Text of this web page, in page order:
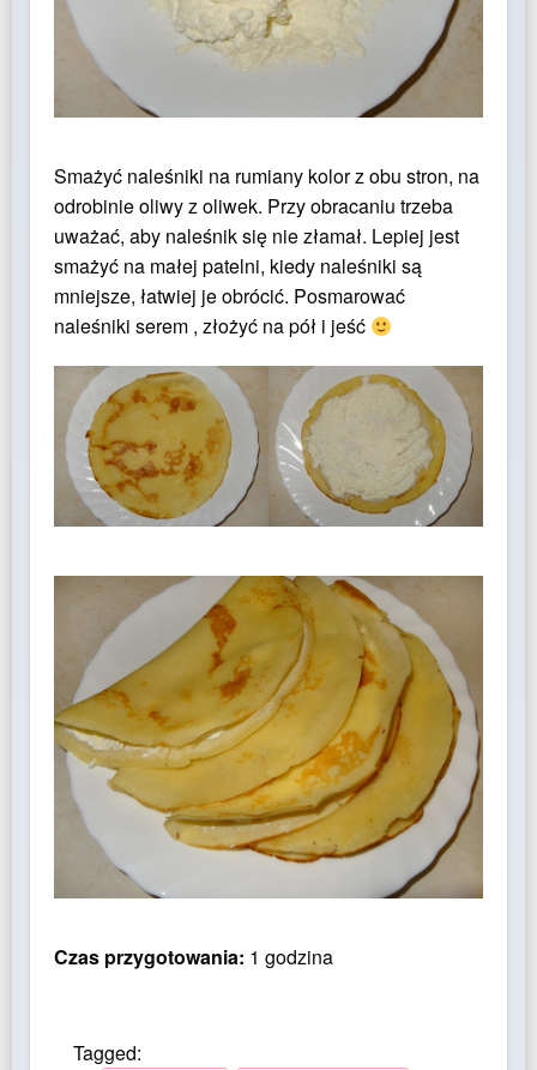
Smażyć naleśniki na rumiany kolor z obu stron, na
odrobinie oliwy z oliwek. Przy obracaniu trzeba
uważać, aby naleśnik się nie złamał. Lepiej jest
smażyć na małej patelni, kiedy naleśniki są
mniejsze, łatwiej je obrócić. Posmarować
naleśniki serem , złożyć na pół i jeść
Czas przygotowania: 1 godzina
Tagged: